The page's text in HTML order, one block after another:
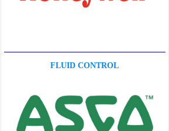
FLUID CONTROL